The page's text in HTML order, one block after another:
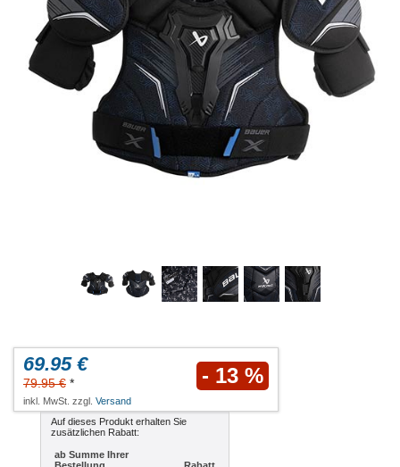
69.95 €
79.95 € * - 13 %
inkl. MwSt. zzgl. Versand
Auf dieses Produkt erhalten Sie
zusätzlichen Rabatt:
ab Summe Ihrer